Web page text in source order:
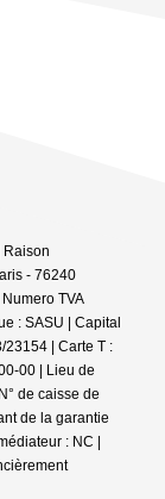
Raison
- 76240
TVA
: SASU | Capital
23154 | Carte T :
00 | Lieu de
de caisse de
de la garantie
: NC |